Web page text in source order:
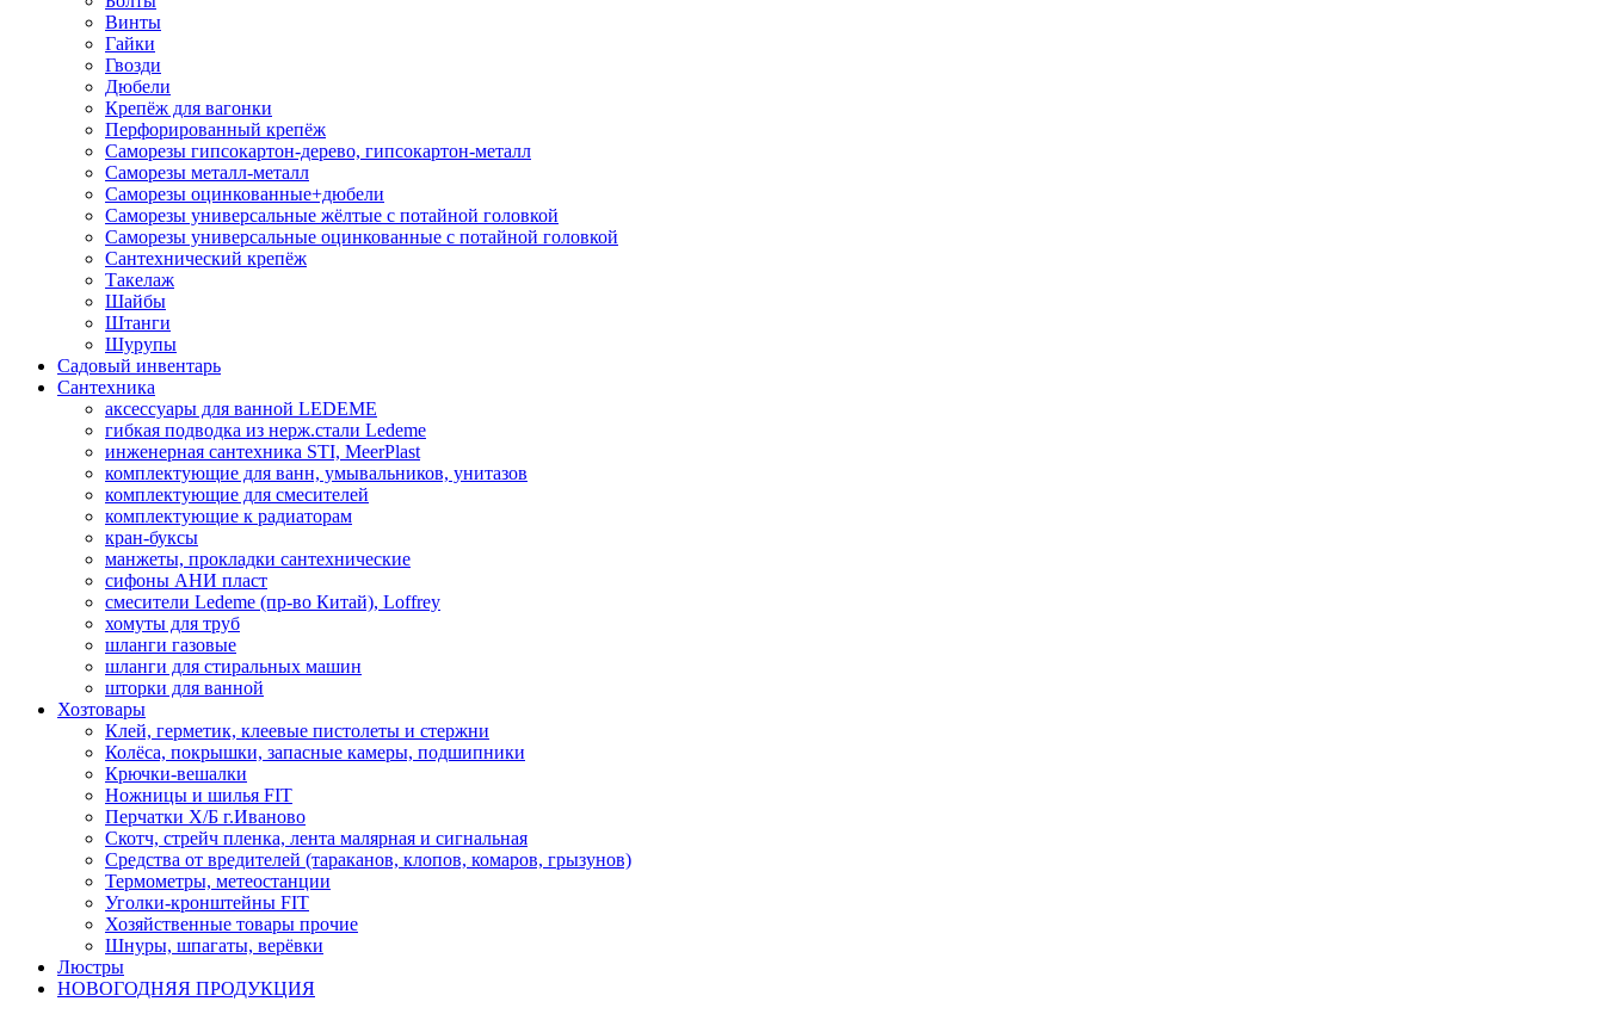
Винты
Гайки
Гвозди
Дюбели
Крепёж для вагонки
Перфорированный крепёж
Саморезы гипсокартон-дерево, гипсокартон-металл
Саморезы металл-металл
Саморезы оцинкованные+дюбели
Саморезы универсальные жёлтые с потайной головкой
Саморезы универсальные оцинкованные с потайной головкой
Сантехнический крепёж
Такелаж
Шайбы
Штанги
Шурупы
Садовый инвентарь
Сантехника
аксессуары для ванной LEDEME
гибкая подводка из нерж.стали Ledeme
инженерная сантехника STI, MeerPlast
комплектующие для ванн, умывальников, унитазов
комплектующие для смесителей
комплектующие к радиаторам
кран-буксы
манжеты, прокладки сантехнические
сифоны АНИ пласт
смесители Ledeme (пр-во Китай), Loffrey
хомуты для труб
шланги газовые
шланги для стиральных машин
шторки для ванной
Хозтовары
Клей, герметик, клеевые пистолеты и стержни
Колёса, покрышки, запасные камеры, подшипники
Крючки-вешалки
Ножницы и шилья FIT
Перчатки Х/Б г.Иваново
Скотч, стрейч пленка, лента малярная и сигнальная
Средства от вредителей (тараканов, клопов, комаров, грызунов)
Термометры, метеостанции
Уголки-кронштейны FIT
Хозяйственные товары прочие
Шнуры, шпагаты, верёвки
Люстры
НОВОГОДНЯЯ ПРОДУКЦИЯ